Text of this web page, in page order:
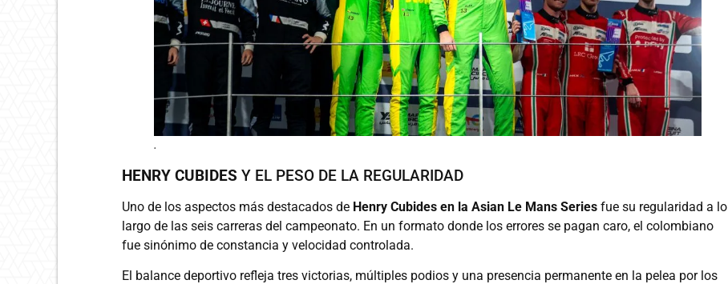
.
HENRY CUBIDES Y EL PESO DE LA REGULARIDAD
Uno de los aspectos más destacados de Henry Cubides en la Asian Le Mans Series fue su regularidad a lo
largo de las seis carreras del campeonato. En un formato donde los errores se pagan caro, el colombiano
fue sinónimo de constancia y velocidad controlada.
El balance deportivo refleja tres victorias, múltiples podios y una presencia permanente en la pelea por los